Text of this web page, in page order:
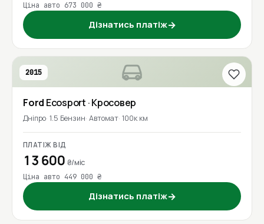
Ціна авто 673 000 ₴
Дізнатись платіж→
2015
Ford Ecosport · Кросовер
Дніпро 1.5 Бензин Автомат 100к км
ПЛАТІЖ ВІД
13 600 ₴/міс
Ціна авто 449 000 ₴
Дізнатись платіж→